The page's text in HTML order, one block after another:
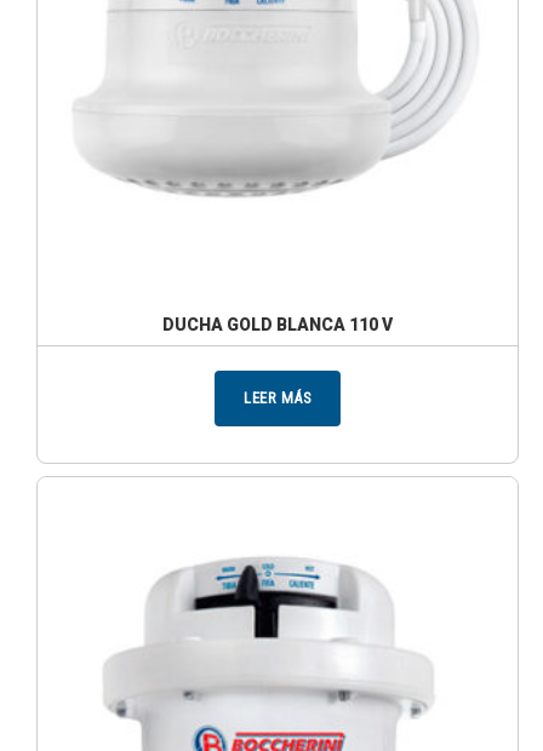
DUCHA GOLD BLANCA 110 V
LEER MÁS